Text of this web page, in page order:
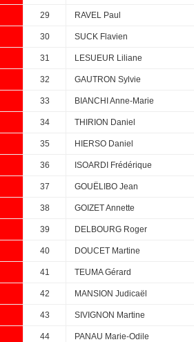
29 RAVEL Paul
30 SUCK Flavien
31 LESUEUR Liliane
32 GAUTRON Sylvie
33 BIANCHI Anne-Marie
34 THIRION Daniel
35 HIERSO Daniel
36 ISOARDI Frédérique
37 GOUËLIBO Jean
38 GOIZET Annette
39 DELBOURG Roger
40 DOUCET Martine
41 TEUMA Gérard
42 MANSION Judicaël
43 SIVIGNON Martine
44 PANAU Marie-Odile